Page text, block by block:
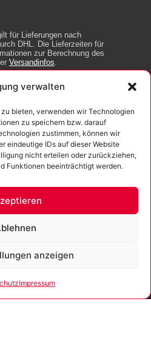
verwalten
bieten, verwenden wir Technologien
zu speichern bzw. darauf
zustimmen, können wir
eindeutige IDs auf dieser Website
nicht erteilen oder zurückziehen,
Funktionen beeinträchtigt werden.
anzeigen
Impressum
für Lieferungen nach
DHL. Die Lieferzeiten für
zur Berechnung des
Versandinfos
einverstanden.